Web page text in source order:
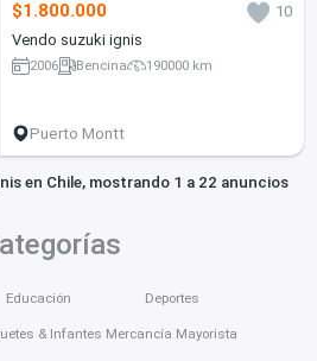
$1.800.000
10
Vendo suzuki ignis
2006 Bencina 190000 km
Puerto Montt
en Chile, mostrando 1 a 22 anuncios
Educación
& Infantes
Deportes
Mercancía Mayorista